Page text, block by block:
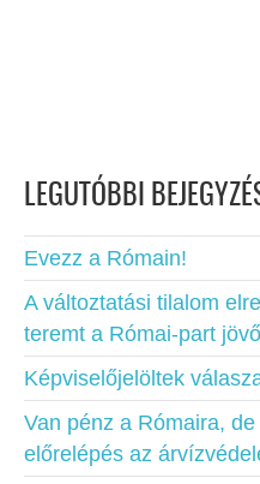
LEGUTÓBBI
Evezz a Rómain!
A változtatási tilalom
teremt a Római-part
Képviselőjelöltek
Van pénz a Rómaira,
előrelépés az